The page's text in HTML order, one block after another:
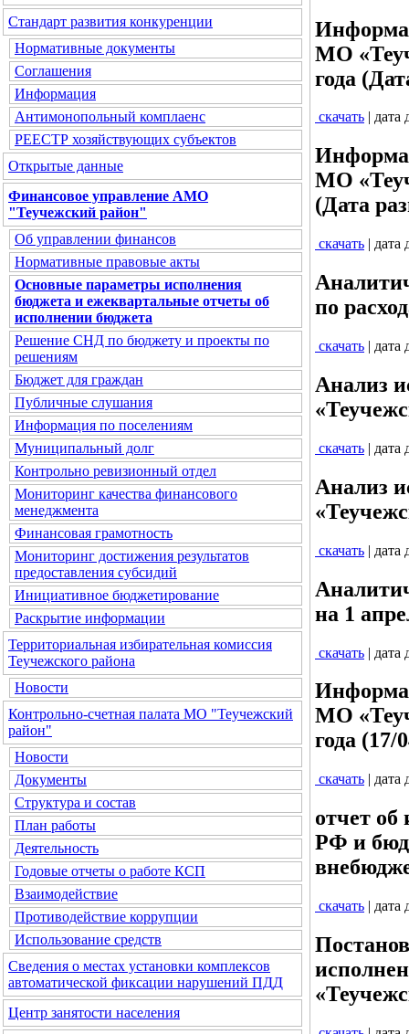
Стандарт развития конкуренции
Нормативные документы
Соглашения
Информация
Антимонопольный комплаенс
РЕЕСТР хозяйствующих субъектов
Открытые данные
Финансовое управление АМО
"Теучежский район"
Об управлении финансов
Нормативные правовые акты
Основные параметры исполнения
бюджета и ежеквартальные отчеты об
исполнении бюджета
Решение СНД по бюджету и проекты по
решениям
Бюджет для граждан
Публичные слушания
Информация по поселениям
Муниципальный долг
Контрольно ревизионный отдел
Мониторинг качества финансового
менеджмента
Финансовая грамотность
Мониторинг достижения результатов
предоставления субсидий
Инициативное бюджетирование
Раскрытие информации
Территориальная избирательная комиссия
Теучежского района
Новости
Контрольно-счетная палата МО "Теучежский
район"
Новости
Документы
Структура и состав
План работы
Деятельность
Годовые отчеты о работе КСП
Взаимодействие
Противодействие коррупции
Использование средств
Сведения о местах установки комплексов
автоматической фиксации нарушений ПДД
Центр занятости населения
МО
года
скачать | дата
МО
(Дата
скачать | дата
по
скачать | дата
Анализ
скачать | дата
Анализ
скачать | дата
на 1
скачать | дата
МО
года (17/
скачать | дата
отчет об
РФ и
скачать | дата